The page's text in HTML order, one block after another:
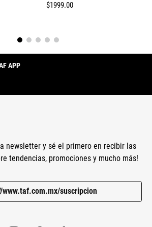
$1999.00
APP
newsletter y sé el primero en recibir las
tendencias, promociones y mucho más!
www.taf.com.mx/suscripcion